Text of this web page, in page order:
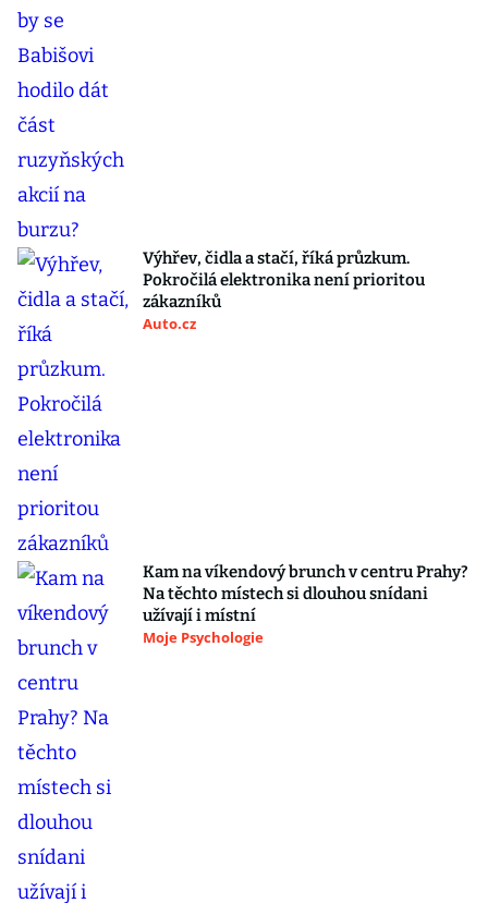
Výhřev, čidla a stačí, říká průzkum.
Pokročilá elektronika není prioritou
zákazníků
Auto.cz
Kam na víkendový brunch v centru Prahy?
Na těchto místech si dlouhou snídani
užívají i místní
Moje Psychologie